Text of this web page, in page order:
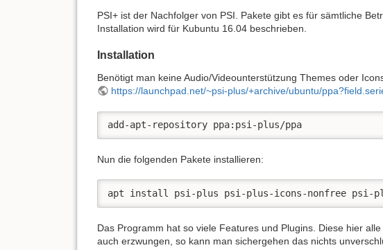
PSI+ ist der Nachfolger von PSI. Pakete gibt es für sämtliche
Installation wird für Kubuntu 16.04 beschrieben.
Installation
Benötigt man keine Audio/Videounterstützung Themes oder
https://launchpad.net/~psi-plus/+archive/ubuntu/
add-apt-repository ppa:psi-plus/ppa
Nun die folgenden Pakete installieren:
apt install psi-plus psi-plus-icons-nonfree psi-
Das Programm hat so viele Features und Plugins. Diese hier
auch erzwungen, so kann man sichergehen das nichts